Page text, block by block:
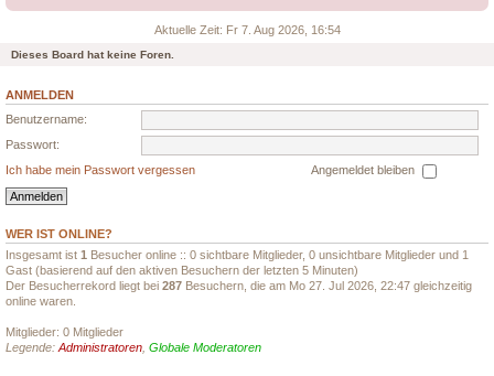
Aktuelle Zeit: Fr 7. Aug 2026, 16:54
Dieses Board hat keine Foren.
ANMELDEN
Benutzername:
Passwort:
Ich habe mein Passwort vergessen
Angemeldet bleiben
WER IST ONLINE?
Insgesamt ist 1 Besucher online :: 0 sichtbare Mitglieder, 0 unsichtbare Mitglieder und 1
Gast (basierend auf den aktiven Besuchern der letzten 5 Minuten)
Der Besucherrekord liegt bei 287 Besuchern, die am Mo 27. Jul 2026, 22:47 gleichzeitig
online waren.
Mitglieder: 0 Mitglieder
Legende: Administratoren Globale Moderatoren